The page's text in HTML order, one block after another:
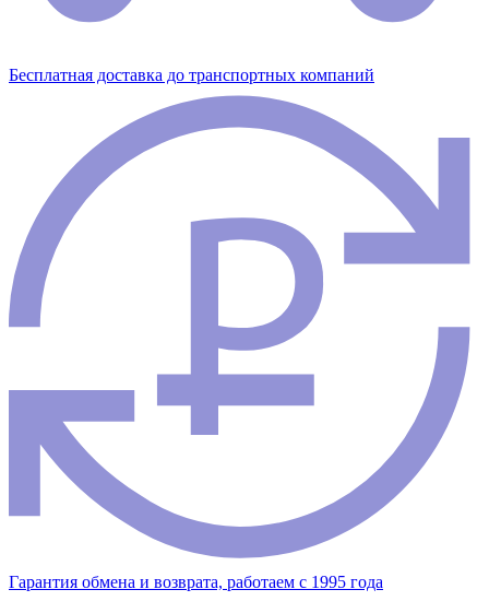
Бесплатная доставка до транспортных компаний
Гарантия обмена и возврата, работаем с 1995 года